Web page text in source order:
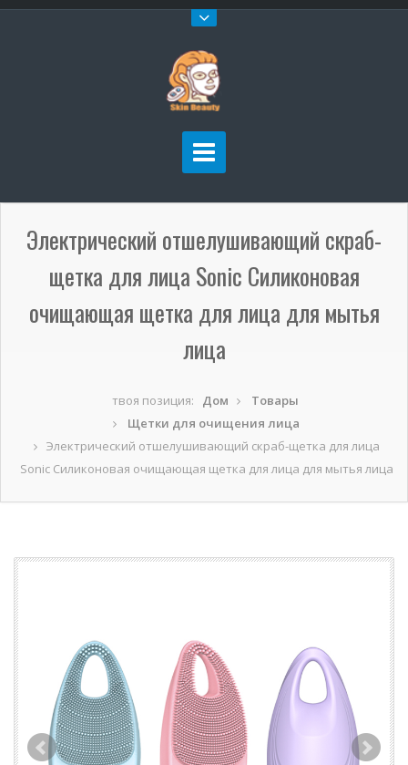
Электрический отшелушивающий скраб-
щетка для лица Sonic Силиконовая
очищающая щетка для лица для мытья
лица
твоя позиция: Дом
Товары
Щетки для очищения лица
Электрический отшелушивающий скраб-щетка для лица
Sonic Силиконовая очищающая щетка для лица для мытья лица